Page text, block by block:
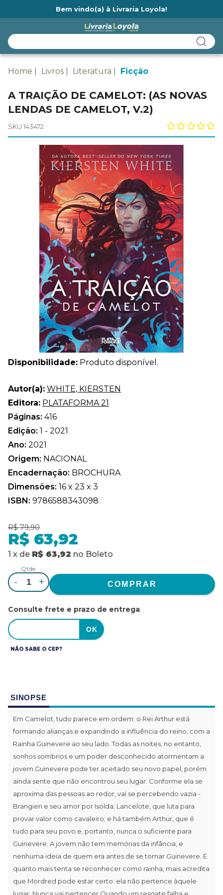
Bem vindo(a) à Livraria Loyola!
Home Livros Literatura Ficção
A TRAIÇÃO DE CAMELOT: (AS NOVAS
LENDAS DE CAMELOT, V.2)
SKU 143472
Disponibilidade: Produto disponível.
Autor(a): WHITE, KIERSTEN
Editora: PLATAFORMA 21
Páginas: 416
Edição: 1 - 2021
Ano: 2021
Origem: NACIONAL
Encadernação: BROCHURA
Dimensões: 16 x 23 x 3
ISBN: 9786588343098
R$ 79,90
R$ 63,92
1 x de R$ 63,92 no Boleto
Qtde.
- +
Consulte frete e prazo de entrega
NÃO SABE O CEP?
SINOPSE
Em Camelot, tudo parece em ordem: o Rei Arthur está
formando alianças e expandindo a influência do reino, com a
Rainha Guinevere ao seu lado. Todas as noites, no entanto,
sonhos sombrios e um poder desconhecido atormentam a
jovem.Guinevere pode ter aceitado seu novo papel, porém
ainda sente que não encontrou seu lugar. Conforme ela se
aproxima das pessoas ao redor, vai se percebendo vazia -
Brangien e seu amor por Isolda; Lancelote, que luta para
provar valor como cavaleiro; e há também Arthur, que é
tudo para seu povo e, portanto, nunca o suficiente para
Guinevere. A jovem não tem memórias da infância, e
nenhuma ideia de quem era antes de se tornar Guinevere. E
quanto mais tenta se reconhecer como rainha, mais acredita
que Mordred pode estar certo: ela não pertence àquele
lugar. Nunca vai pertencer.Quando um resgate falha e